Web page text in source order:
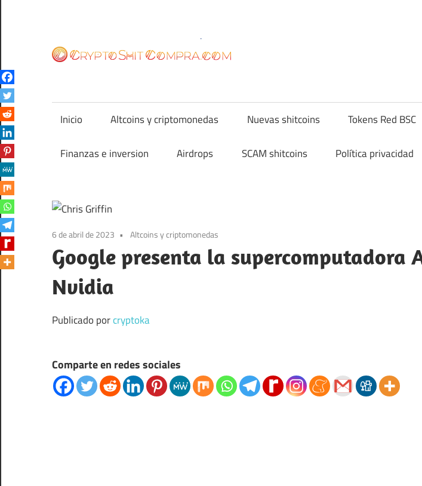
Inicio Altcoins y criptomonedas Nuevas shitcoins Tokens Red BSC
Finanzas e inversion Airdrops SCAM shitcoins Política privacidad
6 de abril de 2023 Altcoins y criptomonedas
Google presenta la supercomputadora
Nvidia
Publicado porcryptoka
Comparte en redes sociales